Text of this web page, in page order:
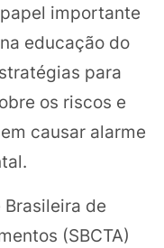
importante
educação do
para
os riscos e
causar alarme
de
(SBCTA)